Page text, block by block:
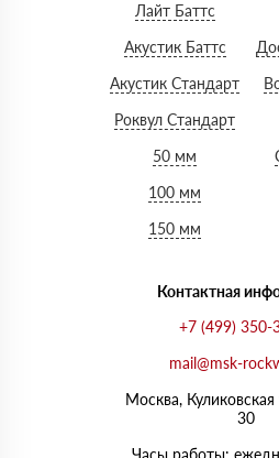
Лайт Баттс
Акустик Баттс
Акустик Стандарт
Роквул Стандарт
50 мм
100 мм
150 мм
Контактная
+7 (499) 350-
mail@msk-
Москва,
30